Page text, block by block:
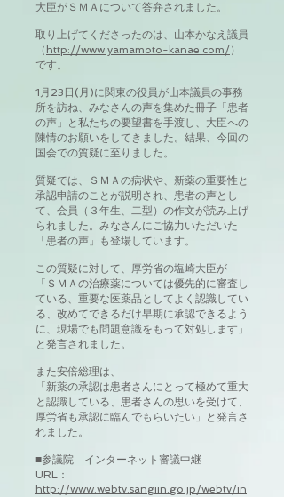
大臣がＳＭＡについて答弁されました。
取り上げてくださったのは、山本かなえ議員
（ http://www.yamamoto-kanae.com/）
です。
1月23日(月)に関東の役員が山本議員の事務
所を訪ね、みなさんの声を集めた冊子「患者
の声」と私たちの要望書を手渡し、大臣への
陳情のお願いをしてきました。結果、今回の
国会での質疑に至りました。
質疑では、ＳＭＡの病状や、新薬の重要性と
承認申請のことが説明され、患者の声とし
て、会員（３年生、二型）の作文が読み上げ
られました。みなさんにご協力いただいた
「患者の声」も登場しています。
この質疑に対して、厚労省の塩崎大臣が
「ＳＭＡの治療薬については優先的に審査し
ている、重要な医薬品としてよく認識してい
る、改めてできるだけ早期に承認できるよう
に、現場でも問題意識をもって対処します」
と発言されました。
また安倍総理は、
「新薬の承認は患者さんにとって極めて重大
と認識している、患者さんの思いを受けて、
厚労省も承認に臨んでもらいたい」と発言さ
れました。
■参議院 インターネット審議中継
URL：
http://www.webtv.sangiin.go.jp/webtv/in